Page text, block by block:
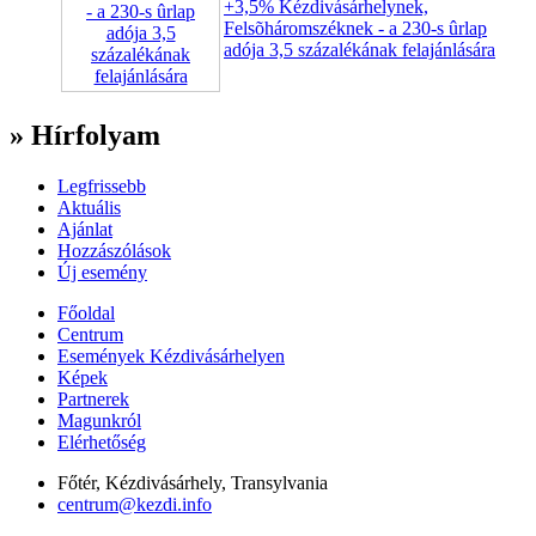
+3,5% Kézdivásárhelynek,
Felsõháromszéknek - a 230-s ûrlap
adója 3,5 százalékának felajánlására
» Hírfolyam
Legfrissebb
Aktuális
Ajánlat
Hozzászólások
Új esemény
Főoldal
Centrum
Események Kézdivásárhelyen
Képek
Partnerek
Magunkról
Elérhetőség
Főtér, Kézdivásárhely, Transylvania
centrum@kezdi.info